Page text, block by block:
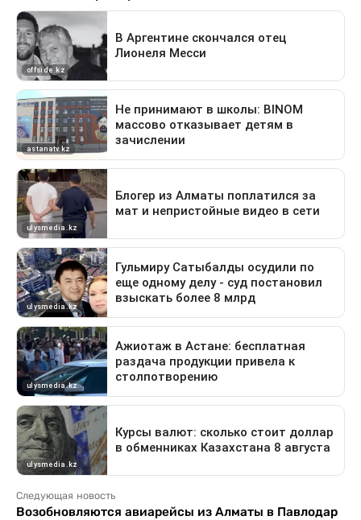
Следующая новость
Возобновляются авиарейсы из Алматы в Павлодар